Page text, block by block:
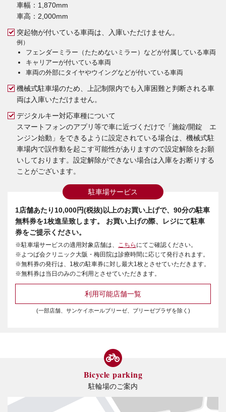
車幅：1,870mm
車高：2,000mm
突起物が付いている車両は、入庫いただけません。
例）
フェンダーミラー（たためないミラー）などが付属している車両
キャリアーが付いている車両
車両の外部にタイヤやウイングなどが付いている車両
機械式駐車場のため、上記制限内でも入庫困難と判断される車
両は入庫いただけません。
デジタルキー対応車種について
スマートフォンのアプリ等で車に近づくだけで「施錠/開錠 エ
ンジン始動」をできるように設定されている場合は、機械式駐
車場内で誤作動を起こす可能性がありますので設定解除をお願
いしております。設定解除ができない場合は入庫をお断りする
ことがございます。
駐車場サービス
1店舗あたり10,000円(税抜)以上のお買い上げで、90分の駐車
無料券を1枚進呈致します。 お買い上げの際、レジにて駐車
券をご提示ください。
※駐車場サービスの適用対象店舗は、 こちら にてご確認ください。
※よつば会クリニック大阪・梅田院は診療時間に応じて発行されます。
※無料券の発行は、1枚の駐車券に対し最大1枚とさせていただきます。
※無料券は当日のみのご利用とさせていただきます。
利用可能店舗一覧
(一部店舗、サンケイホールブリーゼ、ブリーゼプラザを除く)
Bicycle parking
駐輪場のご案内